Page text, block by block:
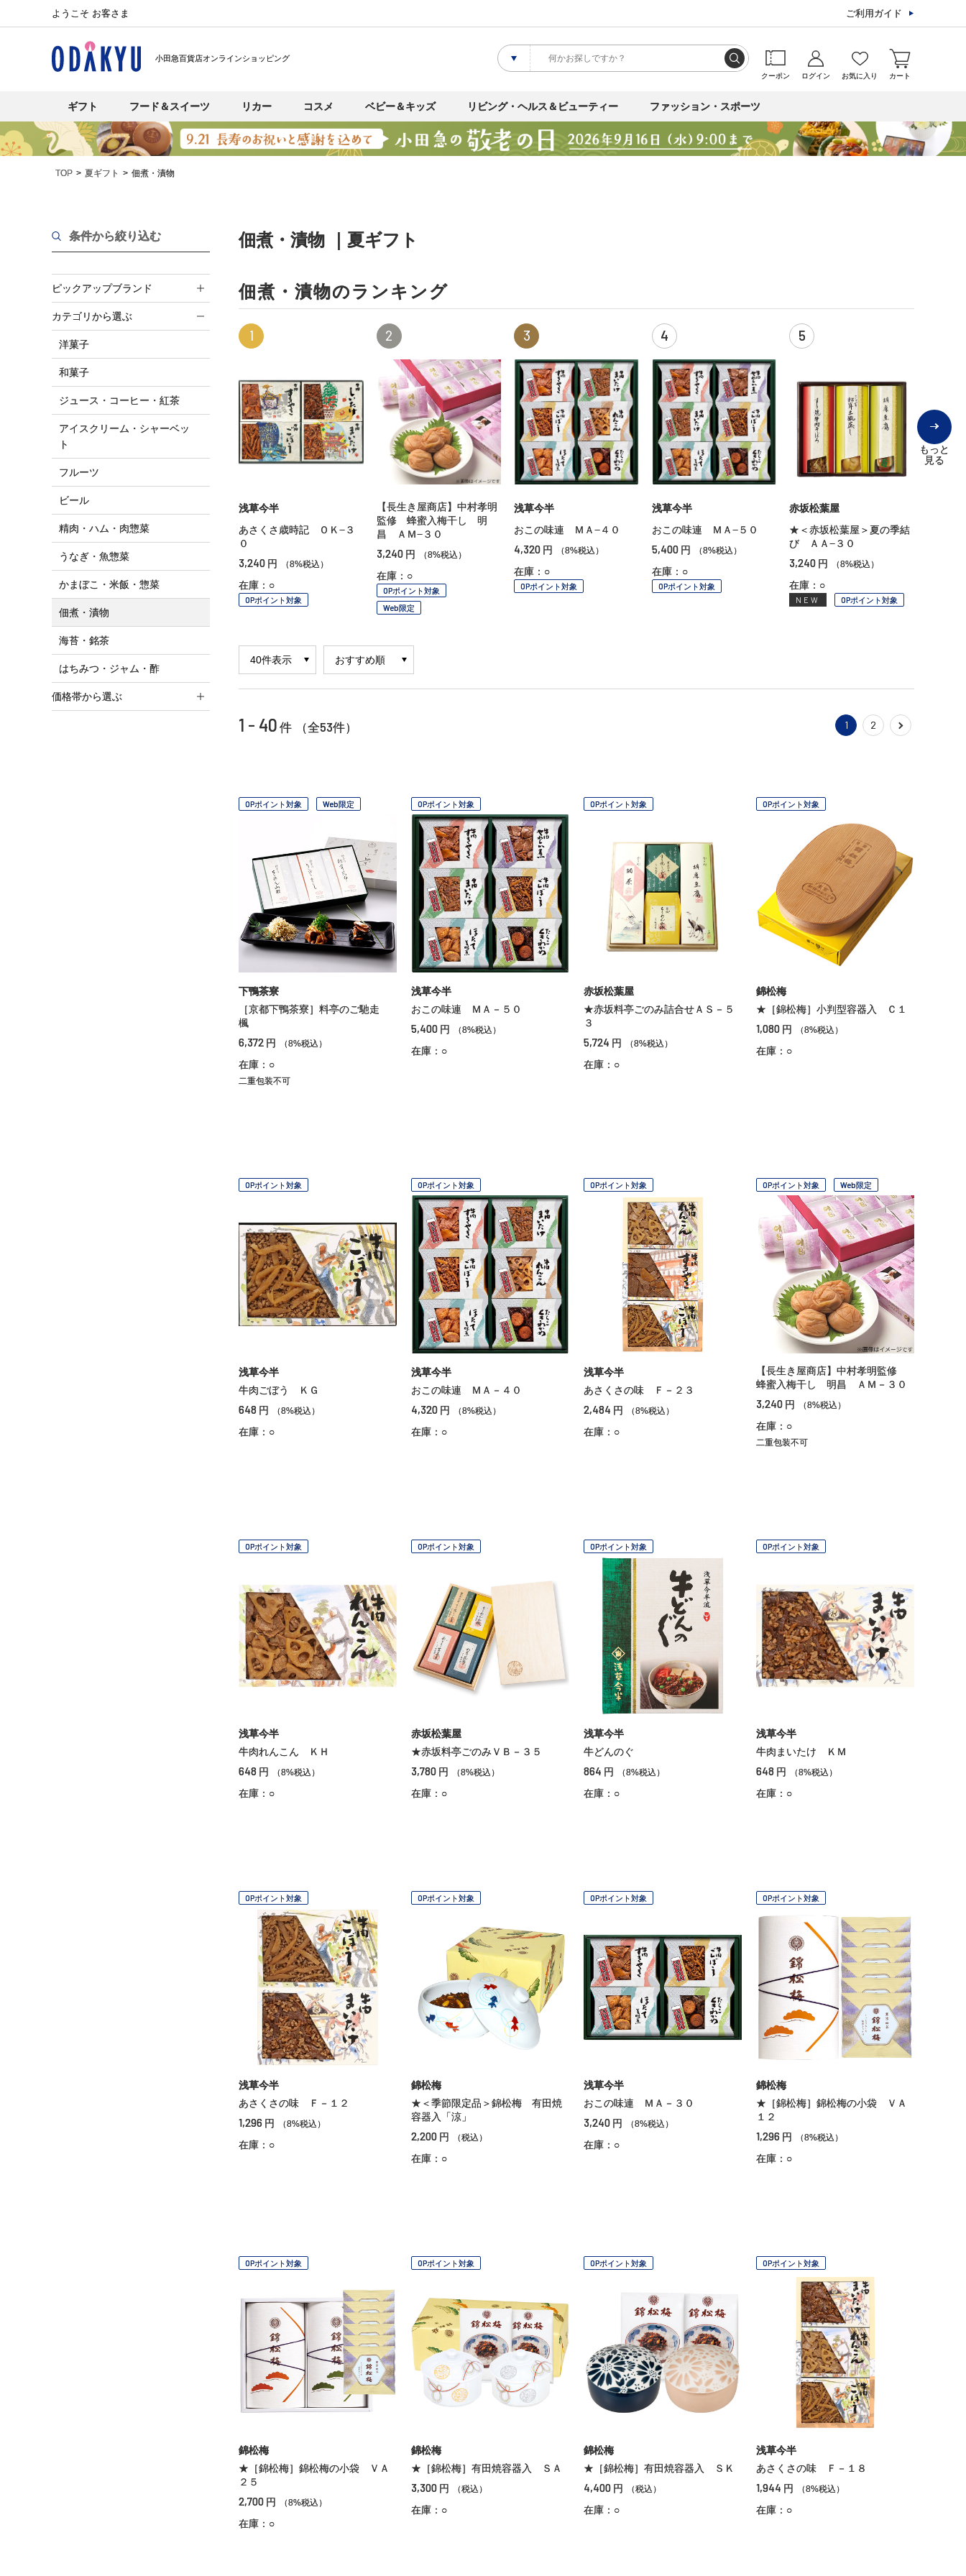
ようこそ お客さま ご利用ガイド
小田急百貨店オンラインショッピング
クーポン ログイン お気に入り カート
ギフト フード＆スイーツ リカー コスメ ベビー＆キッズ リビング・ヘルス＆ビューティー ファッション・スポーツ
TOP 夏ギフト 佃煮・漬物
条件から絞り込む
ピックアップブランド
カテゴリから選ぶ
洋菓子
和菓子
ジュース・コーヒー・紅茶
アイスクリーム・シャーベッ
ト
フルーツ
ビール
精肉・ハム・肉惣菜
うなぎ・魚惣菜
かまぼこ・米飯・惣菜
佃煮・漬物
海苔・銘茶
はちみつ・ジャム・酢
価格帯から選ぶ
佃煮・漬物 ｜夏ギフト
佃煮・漬物のランキング
もっと
見る
1
浅草今半
あさくさ歳時記 ＯＫ−３
０
3,240 円 （8%税込）
在庫：○
OPポイント対象
2
【長生き屋商店】中村孝明
監修 蜂蜜入梅干し 明
昌 ＡＭ−３０
3,240 円 （8%税込）
在庫：○
OPポイント対象
Web限定
3
浅草今半
おこの味連 ＭＡ−４０
4,320 円 （8%税込）
在庫：○
OPポイント対象
4
浅草今半
おこの味連 ＭＡ−５０
5,400 円 （8%税込）
在庫：○
OPポイント対象
5
赤坂松葉屋
★＜赤坂松葉屋＞夏の季結
び ＡＡ−３０
3,240 円 （8%税込）
在庫：○
NEW OPポイント対象
1 - 40 件 （全53件） 1 2
OPポイント対象 Web限定
下鴨茶寮
［京都下鴨茶寮］料亭のご馳走
楓
6,372 円 （8%税込）
在庫：○
二重包装不可
OPポイント対象
浅草今半
おこの味連 ＭＡ－５０
5,400 円 （8%税込）
在庫：○
OPポイント対象
赤坂松葉屋
★赤坂料亭ごのみ詰合せＡＳ－５
３
5,724 円 （8%税込）
在庫：○
OPポイント対象
錦松梅
★［錦松梅］小判型容器入 Ｃ１
1,080 円 （8%税込）
在庫：○
OPポイント対象
浅草今半
牛肉ごぼう ＫＧ
648 円 （8%税込）
在庫：○
OPポイント対象
浅草今半
おこの味連 ＭＡ－４０
4,320 円 （8%税込）
在庫：○
OPポイント対象
浅草今半
あさくさの味 Ｆ－２３
2,484 円 （8%税込）
在庫：○
OPポイント対象 Web限定
【長生き屋商店】中村孝明監修
蜂蜜入梅干し 明昌 ＡＭ－３０
3,240 円 （8%税込）
在庫：○
二重包装不可
OPポイント対象
浅草今半
牛肉れんこん ＫＨ
648 円 （8%税込）
在庫：○
OPポイント対象
赤坂松葉屋
★赤坂料亭ごのみＶＢ－３５
3,780 円 （8%税込）
在庫：○
OPポイント対象
浅草今半
牛どんのぐ
864 円 （8%税込）
在庫：○
OPポイント対象
浅草今半
牛肉まいたけ ＫＭ
648 円 （8%税込）
在庫：○
OPポイント対象
浅草今半
あさくさの味 Ｆ－１２
1,296 円 （8%税込）
在庫：○
OPポイント対象
錦松梅
★＜季節限定品＞錦松梅 有田焼
容器入「涼」
2,200 円 （税込）
在庫：○
OPポイント対象
浅草今半
おこの味連 ＭＡ－３０
3,240 円 （8%税込）
在庫：○
OPポイント対象
錦松梅
★［錦松梅］錦松梅の小袋 ＶＡ
１２
1,296 円 （8%税込）
在庫：○
OPポイント対象
錦松梅
★［錦松梅］錦松梅の小袋 ＶＡ
２５
2,700 円 （8%税込）
在庫：○
OPポイント対象
錦松梅
★［錦松梅］有田焼容器入 ＳＡ
3,300 円 （税込）
在庫：○
OPポイント対象
錦松梅
★［錦松梅］有田焼容器入 ＳＫ
4,400 円 （税込）
在庫：○
OPポイント対象
浅草今半
あさくさの味 Ｆ－１８
1,944 円 （8%税込）
在庫：○